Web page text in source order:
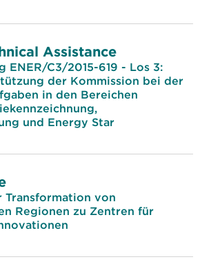
Assistance
ENER/C3/2015-619 - Los 3:
der Kommission bei der
in den Bereichen
und Energy Star
von
Regionen zu Zentren für